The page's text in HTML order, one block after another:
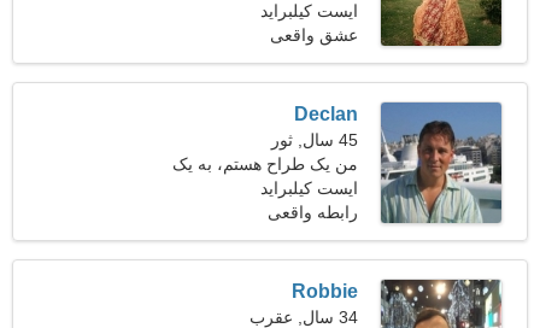
ایست کیلبراید
عشق واقعی
Declan
45 سال, ثور
من یک طراح هستم، به یک
زن جذاب نیاز دارم
ایست کیلبراید
رابطه واقعی
Robbie
34 سال, عقرب